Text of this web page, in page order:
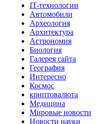
IT-технологии
Автомобили
Археология
Архитектура
Астрономия
Биология
Галерея сайта
География
Интересно
Космос
криптовалюта
Медицина
Мировые новости
Новости науки